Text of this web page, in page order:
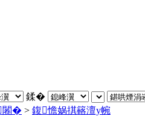
鍒�
闂� > 鍑憺娲掑簵澶у帵